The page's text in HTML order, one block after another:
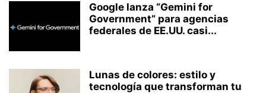
Google lanza “Gemini for
Government” para agencias
federales de EE.UU. casi...
Lunas de colores: estilo y
tecnología que transforman tu